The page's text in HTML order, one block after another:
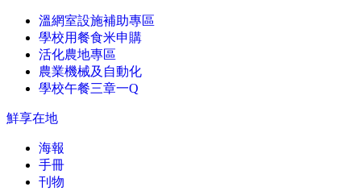
溫網室設施補助專區
學校用餐食米申購
活化農地專區
農業機械及自動化
學校午餐三章一Q
鮮享在地
海報
手冊
刊物